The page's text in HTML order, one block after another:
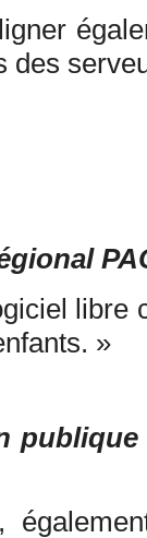
des
libre
»
publique